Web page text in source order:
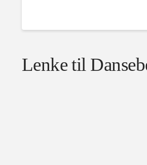
Lenke til